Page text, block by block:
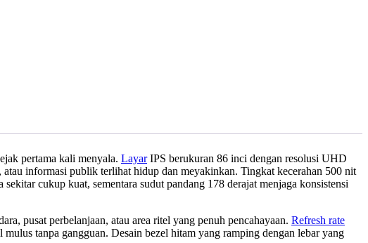
pertama kali menyala. LayarIPS berukuran 86 inci dengan resolusi UHD
informasi publik terlihat hidup dan meyakinkan. Tingkat kecerahan 500 nit
cukup kuat, sementara sudut pandang 178 derajat menjaga konsistensi
pusat perbelanjaan, atau area ritel yang penuh pencahayaan. Refresh rate
tanpa gangguan. Desain bezel hitam yang ramping dengan lebar yang